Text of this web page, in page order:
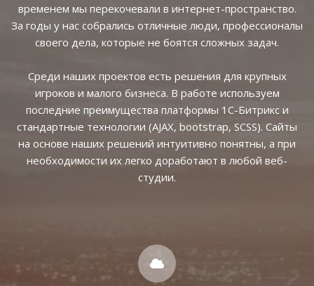
временем мы перекочевали в интернет-пространство.
За годы у нас собрались отличные люди, профессионалы
своего дела, которые не боятся сложных задач.
Среди наших проектов есть решения для крупных
игроков и малого бизнеса. В работе используем
последние преимущества платформы 1С-Битрикс и
стандартные технологии (AJAX, bootstrap, SCSS). Сайты
на основе наших решений интуитивно понятны, а при
необходимости их легко доработают в любой веб-
студии.